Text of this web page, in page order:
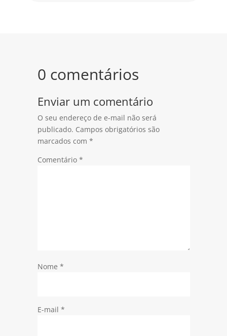
0 comentários
Enviar um comentário
O seu endereço de e-mail não será
publicado. Campos obrigatórios são
marcados com *
Comentário *
Nome *
E-mail *